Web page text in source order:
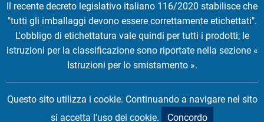
SOCIAL
ICONS
English French Deutsch Italian Español
Copyright © 2026 EMTEC, All rights reserved.
EMTEC® IS A REGISTERED TRADEMARK OF THE DEXXON GROUP.
Il recente decreto legislativo italiano 116/2020 stabilisce che
"tutti gli imballaggi devono essere correttamente etichettati".
L'obbligo di etichettatura vale quindi per tutti i prodotti; le
istruzioni per la classificazione sono riportate nella sezione «
Istruzioni per lo smistamento ».
Questo sito utilizza i cookie. Continuando a navigare nel sito
si accetta l'uso dei cookie.
Concordo